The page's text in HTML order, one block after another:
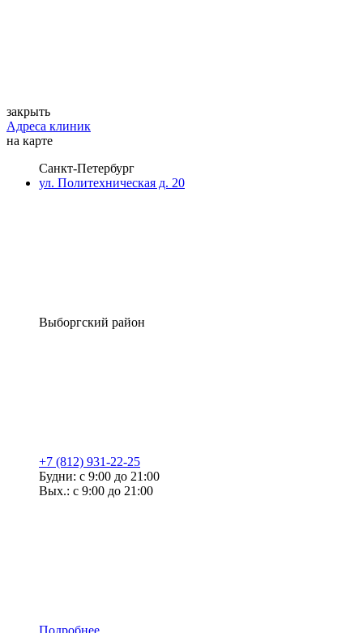
закрыть
Адреса клиник
на карте
Санкт-Петербург
ул. Политехническая д. 20
Выборгский район
+7 (812) 931-22-25
Будни: с 9:00 до 21:00
Вых.: с 9:00 до 21:00
Подробнее